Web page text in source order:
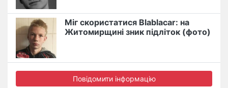
Міг скористатися Blablacar: на
Житомирщині зник підліток (фото)
Повідомити інформацію